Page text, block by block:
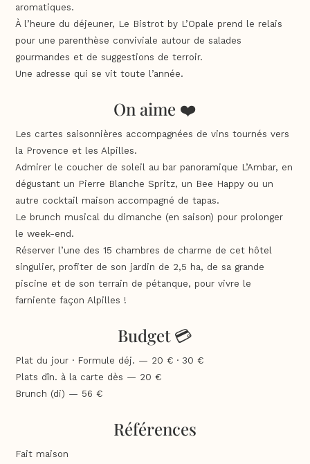
aromatiques.
À l’heure du déjeuner, Le Bistrot by L’Opale prend le relais
pour une parenthèse conviviale autour de salades
gourmandes et de suggestions de terroir.
Une adresse qui se vit toute l’année.
On aime ❤️
Les cartes saisonnières accompagnées de vins tournés vers
la Provence et les Alpilles.
Admirer le coucher de soleil au bar panoramique L’Ambar, en
dégustant un Pierre Blanche Spritz, un Bee Happy ou un
autre cocktail maison accompagné de tapas.
Le brunch musical du dimanche (en saison) pour prolonger
le week-end.
Réserver l’une des 15 chambres de charme de cet hôtel
singulier, profiter de son jardin de 2,5 ha, de sa grande
piscine et de son terrain de pétanque, pour vivre le
farniente façon Alpilles !
Budget 💳
Plat du jour · Formule déj. — 20 € · 30 €
Plats dîn. à la carte dès — 20 €
Brunch (di) — 56 €
Références
Fait maison